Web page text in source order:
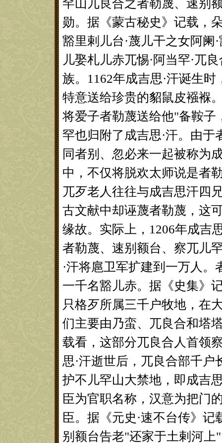
罕山兀良合之者勒蔑、速别
勋。据《蒙古秘史》记载，
豁里剌儿台·蔑儿干之女阿阑
儿娶札儿赤兀惕·阿当罕·兀
族。1162年成吉思·汗诞生
特意送给珍贵的貂鼠皮襁褓
将爱子者勒蔑送给他"备鞍
罕也归附了成吉思·汗。由
同者别、忽必来一起被称为
中，不仅将脱欢太师说是者
兀歹老人往往与成吉思汗四
古文献中却诬蔑者勒蔑，这
缘故。实际上，1206年成吉
者勒蔑、速别额台、察兀儿
·汗将扈卫军扩建到一万人
一千名豁儿赤。据《史集》
只格歹所属三千户牧地，在
们主要由乃蛮、兀良合和塔
载看，这部分兀良合人首领
思·汗逝世后，兀良合部千
护不儿罕山大禁地，即成吉
臣为官职名称，汉意为把门
臣。据《元史·速不台传》
别额台告老"还家于土剌河上